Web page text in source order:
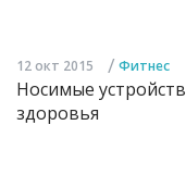
12 окт 2015 / Фитнес
Носимые
здоровья